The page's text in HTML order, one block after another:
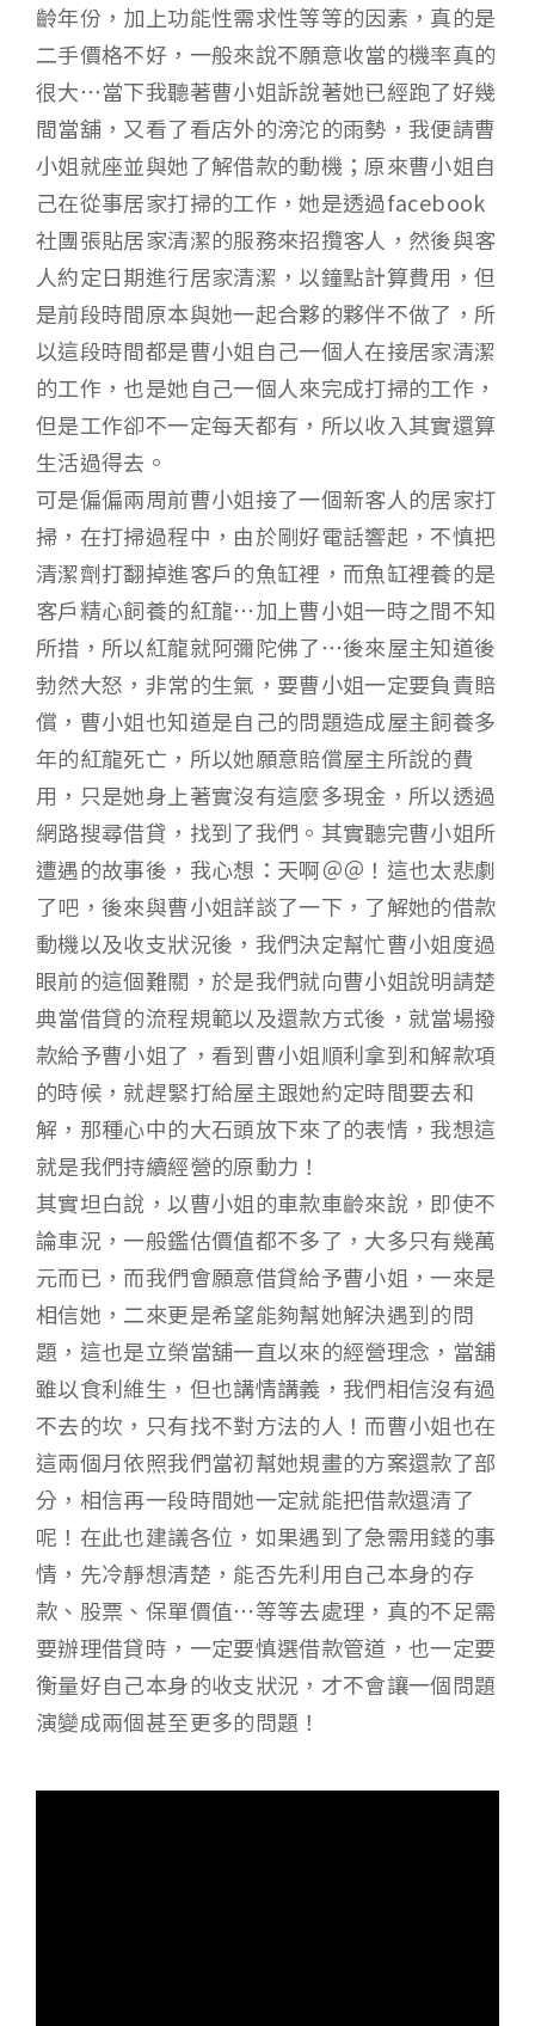
齡年份，加上功能性需求性等等的因素，真的是
二手價格不好，一般來說不願意收當的機率真的
很大…當下我聽著曹小姐訴說著她已經跑了好幾
間當舖，又看了看店外的滂沱的雨勢，我便請曹
小姐就座並與她了解借款的動機；原來曹小姐自
己在從事居家打掃的工作，她是透過facebook
社團張貼居家清潔的服務來招攬客人，然後與客
人約定日期進行居家清潔，以鐘點計算費用，但
是前段時間原本與她一起合夥的夥伴不做了，所
以這段時間都是曹小姐自己一個人在接居家清潔
的工作，也是她自己一個人來完成打掃的工作，
但是工作卻不一定每天都有，所以收入其實還算
生活過得去。
可是偏偏兩周前曹小姐接了一個新客人的居家打
掃，在打掃過程中，由於剛好電話響起，不慎把
清潔劑打翻掉進客戶的魚缸裡，而魚缸裡養的是
客戶精心飼養的紅龍…加上曹小姐一時之間不知
所措，所以紅龍就阿彌陀佛了…後來屋主知道後
勃然大怒，非常的生氣，要曹小姐一定要負責賠
償，曹小姐也知道是自己的問題造成屋主飼養多
年的紅龍死亡，所以她願意賠償屋主所說的費
用，只是她身上著實沒有這麼多現金，所以透過
網路搜尋借貸，找到了我們。其實聽完曹小姐所
遭遇的故事後，我心想：天啊＠＠！這也太悲劇
了吧，後來與曹小姐詳談了一下，了解她的借款
動機以及收支狀況後，我們決定幫忙曹小姐度過
眼前的這個難關，於是我們就向曹小姐說明請楚
典當借貸的流程規範以及還款方式後，就當場撥
款給予曹小姐了，看到曹小姐順利拿到和解款項
的時候，就趕緊打給屋主跟她約定時間要去和
解，那種心中的大石頭放下來了的表情，我想這
就是我們持續經營的原動力！
其實坦白說，以曹小姐的車款車齡來說，即使不
論車況，一般鑑估價值都不多了，大多只有幾萬
元而已，而我們會願意借貸給予曹小姐，一來是
相信她，二來更是希望能夠幫她解決遇到的問
題，這也是立榮當舖一直以來的經營理念，當舖
雖以食利維生，但也講情講義，我們相信沒有過
不去的坎，只有找不對方法的人！而曹小姐也在
這兩個月依照我們當初幫她規畫的方案還款了部
分，相信再一段時間她一定就能把借款還清了
呢！在此也建議各位，如果遇到了急需用錢的事
情，先冷靜想清楚，能否先利用自己本身的存
款、股票、保單價值…等等去處理，真的不足需
要辦理借貸時，一定要慎選借款管道，也一定要
衡量好自己本身的收支狀況，才不會讓一個問題
演變成兩個甚至更多的問題！